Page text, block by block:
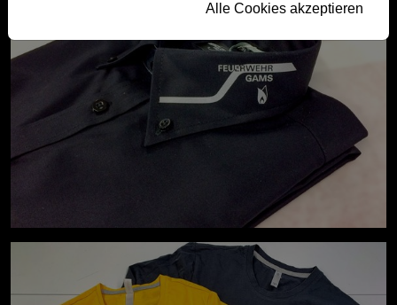
Alle Cookies akzeptieren